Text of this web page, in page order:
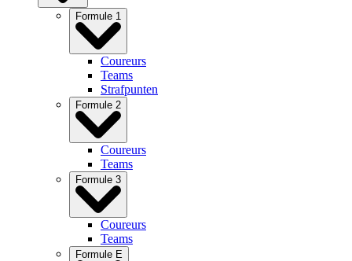
Formule 1
Coureurs
Teams
Strafpunten
Formule 2
Coureurs
Teams
Formule 3
Coureurs
Teams
Formule E